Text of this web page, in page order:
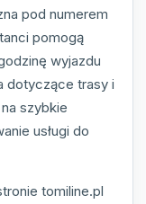
pod numerem
pomogą
wyjazdu
dotyczące trasy i
szybkie
usługi do
tomiline.pl